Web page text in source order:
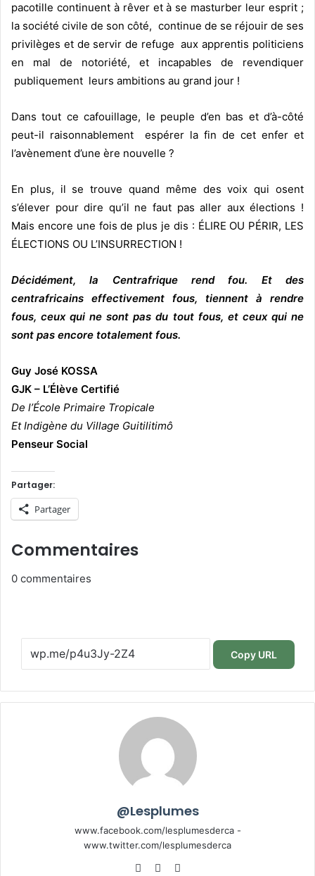
pacotille continuent à rêver et à se masturber leur esprit ;
la société civile de son côté, continue de se réjouir de ses
privilèges et de servir de refuge aux apprentis politiciens
en mal de notoriété, et incapables de revendiquer
publiquement leurs ambitions au grand jour !
Dans tout ce cafouillage, le peuple d’en bas et d’à-côté
peut-il raisonnablement espérer la fin de cet enfer et
l’avènement d’une ère nouvelle ?
En plus, il se trouve quand même des voix qui osent
s’élever pour dire qu’il ne faut pas aller aux élections !
Mais encore une fois de plus je dis : ÉLIRE OU PÉRIR, LES
ÉLECTIONS OU L’INSURRECTION !
Décidément, la Centrafrique rend fou. Et des
centrafricains effectivement fous, tiennent à rendre
fous, ceux qui ne sont pas du tout fous, et ceux qui ne
sont pas encore totalement fous.
Guy José KOSSA
GJK – L’Élève Certifié
De l’École Primaire Tropicale
Et Indigène du Village Guitilitimô
Penseur Social
Partager:
Partager
Commentaires
0 commentaires
Copy URL
@Lesplumes
www.facebook.com/lesplumesderca -
www.twitter.com/lesplumesderca
WebsiteFacebook